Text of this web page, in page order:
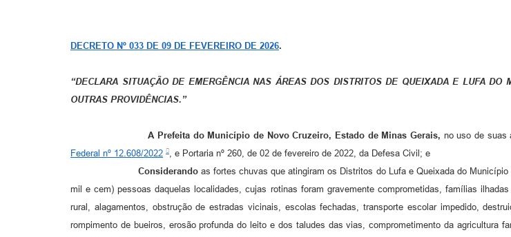
DECRETO Nº 033 DE 09 DE FEVEREIRO DE 2026.
“DECLARA SITUAÇÃO DE EMERGÊNCIA NAS ÁREAS DOS DISTRITOS DE QUEIXADA E LUFA
OUTRAS PROVIDÊNCIAS.”
A Prefeita do Município de Novo Cruzeiro, Estado de Minas Gerais, no uso de suas
Federal nº 12.608/2022
, e Portaria nº 260, de 02 de fevereiro de 2022, da Defesa Civil; e
Considerando as fortes chuvas que atingiram os Distritos do Lufa e Queixada do
mil e cem) pessoas daquelas localidades, cujas rotinas foram gravemente comprometidas, famílias
rural, alagamentos, obstrução de estradas vicinais, escolas fechadas, transporte escolar impedido,
rompimento de bueiros, erosão profunda do leito e dos taludes das vias, comprometimento da agricultura